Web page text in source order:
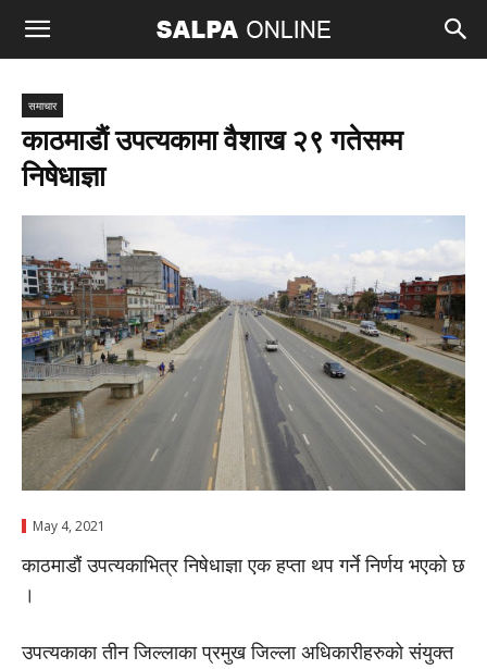
समाचार
काठमाडाैं उपत्यकामा वैशाख २९ गतेसम्म
निषेधाज्ञा
May 4, 2021
काठमाडौं उपत्यकाभित्र निषेधाज्ञा एक हप्ता थप गर्ने निर्णय भएको छ
।
उपत्यकाका तीन जिल्लाका प्रमुख जिल्ला अधिकारीहरुको संयुक्त